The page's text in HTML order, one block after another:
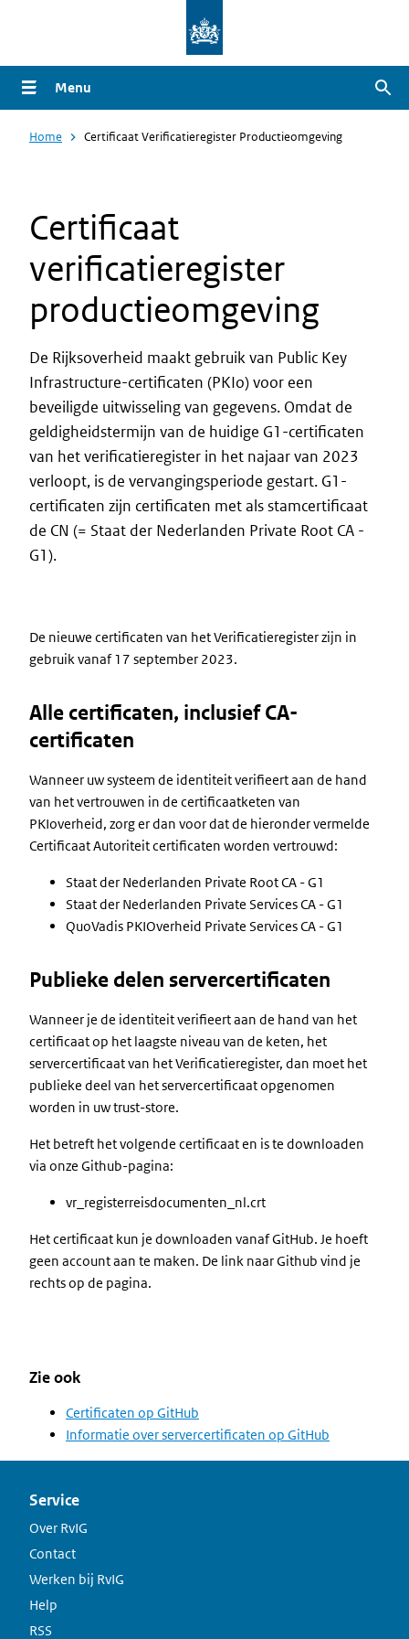
naar
de
gaan
Menu
Home Certificaat Verificatieregister Productieomgeving
Certificaat
verificatieregister
productieomgeving
De Rijksoverheid maakt gebruik van Public Key
Infrastructure-certificaten (PKIo) voor een
beveiligde uitwisseling van gegevens. Omdat de
geldigheidstermijn van de huidige G1-certificaten
van het verificatieregister in het najaar van 2023
verloopt, is de vervangingsperiode gestart. G1-
certificaten zijn certificaten met als stamcertificaat
de CN (= Staat der Nederlanden Private Root CA -
G1).
De nieuwe certificaten van het Verificatieregister zijn in
gebruik vanaf 17 september 2023.
Alle certificaten, inclusief CA-
certificaten
Wanneer uw systeem de identiteit verifieert aan de hand
van het vertrouwen in de certificaatketen van
PKIoverheid, zorg er dan voor dat de hieronder vermelde
Certificaat Autoriteit certificaten worden vertrouwd:
Staat der Nederlanden Private Root CA - G1
Staat der Nederlanden Private Services CA - G1
QuoVadis PKIOverheid Private Services CA - G1
Publieke delen servercertificaten
Wanneer je de identiteit verifieert aan de hand van het
certificaat op het laagste niveau van de keten, het
servercertificaat van het Verificatieregister, dan moet het
publieke deel van het servercertificaat opgenomen
worden in uw trust-store.
Het betreft het volgende certificaat en is te downloaden
via onze Github-pagina:
vr_registerreisdocumenten_nl.crt
Het certificaat kun je downloaden vanaf GitHub. Je hoeft
geen account aan te maken. De link naar Github vind je
rechts op de pagina.
Zie ook
Certificaten op GitHub
Informatie over servercertificaten op GitHub
Service
Over RvIG
Contact
Werken bij RvIG
Help
RSS